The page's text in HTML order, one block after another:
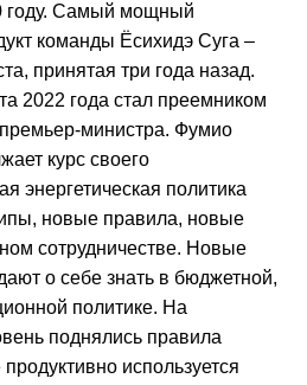
году. Самый мощный
команды Ёсихидэ Суга –
принятая три года назад.
2022 года стал преемником
министра. Фумио
курс своего
энергетическая политика
новые правила, новые
сотрудничестве. Новые
о себе знать в бюджетной,
политике. На
поднялись правила
используется